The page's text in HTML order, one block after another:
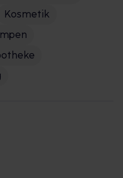
Kosmetik